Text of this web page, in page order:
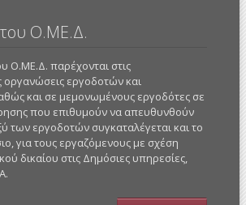
του Ο.ΜΕ.Δ.
Ο.ΜΕ.Δ. παρέχονται στις
οργανώσεις εργοδοτών και
και σε μεμονωμένους εργοδότες σε
που επιθυμούν να απευθυνθούν
των εργοδοτών συγκαταλέγεται και το
για τους εργαζόμενους με σχέση
δικαίου στις Δημόσιες υπηρεσίες,